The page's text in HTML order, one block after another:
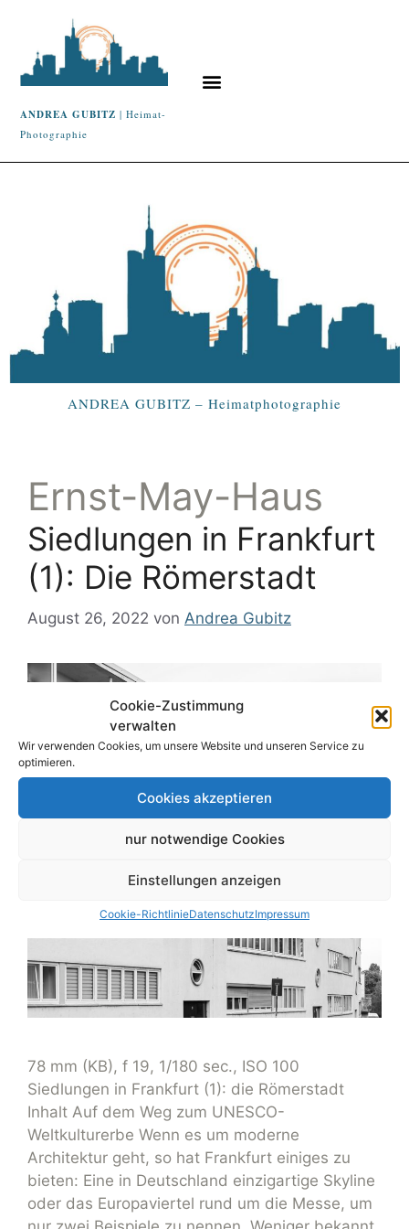
Cookie-Zustimmung
verwalten
Wir verwenden Cookies, um unsere Website und unseren Service zu
optimieren.
Cookies akzeptieren
nur notwendige Cookies
Einstellungen anzeigen
Cookie-RichtlinieDatenschutzImpressum
ANDREA GUBITZ | Heimat-
Photographie
ANDREA GUBITZ – Heimatphotographie
Ernst-May-Haus
Siedlungen in Frankfurt
(1): Die Römerstadt
August 26, 2022 von Andrea Gubitz
78 mm (KB), f 19, 1/180 sec., ISO 100
Siedlungen in Frankfurt (1): die Römerstadt
Inhalt Auf dem Weg zum UNESCO-
Weltkulturerbe Wenn es um moderne
Architektur geht, so hat Frankfurt einiges zu
bieten: Eine in Deutschland einzigartige Skyline
oder das Europaviertel rund um die Messe, um